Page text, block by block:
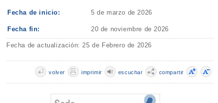
Fecha de inicio: 5 de marzo de 2026
Fecha fin: 20 de noviembre de 2026
Fecha de actualización: 25 de Febrero de 2026
compartir
escuchar
imprimir
volver